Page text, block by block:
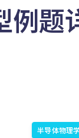
例题
半导体物理